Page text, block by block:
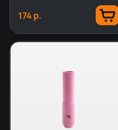
174 р.